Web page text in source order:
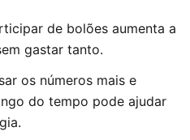
de bolões aumenta a
gastar tanto.
os números mais e
do tempo pode ajudar